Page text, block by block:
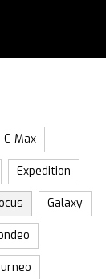
C-Max
Expedition
Galaxy